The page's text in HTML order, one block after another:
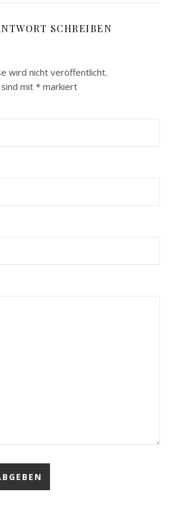
SCHREIBEN
wird nicht veröffentlicht.
mit * markiert